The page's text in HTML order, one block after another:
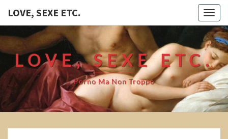
LOVE, SEXE ETC.
LOVE, SEXE ETC.
Porno Ma Non Troppo